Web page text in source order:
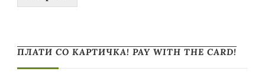
ПЛАТИ СО КАРТИЧКА! PAY WITH THE CARD!